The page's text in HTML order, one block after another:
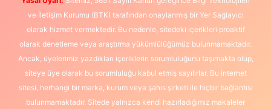
ve İletişim Kurumu (BTK) tarafından onaylanmış bir Yer Sağlayıcı
olarak hizmet vermektedir. Bu nedenle, sitedeki içerikleri proaktif
olarak denetleme veya araştırma yükümlülüğümüz bulunmamaktadır.
Ancak, üyelerimiz yazdıkları içeriklerin sorumluluğunu taşımakta olup,
siteye üye olarak bu sorumluluğu kabul etmiş sayılırlar. Bu internet
sitesi, herhangi bir marka, kurum veya şahıs şirketi ile hiçbir bağlantısı
bulunmamaktadır. Sitede yalnızca kendi hazırladığımız makaleler